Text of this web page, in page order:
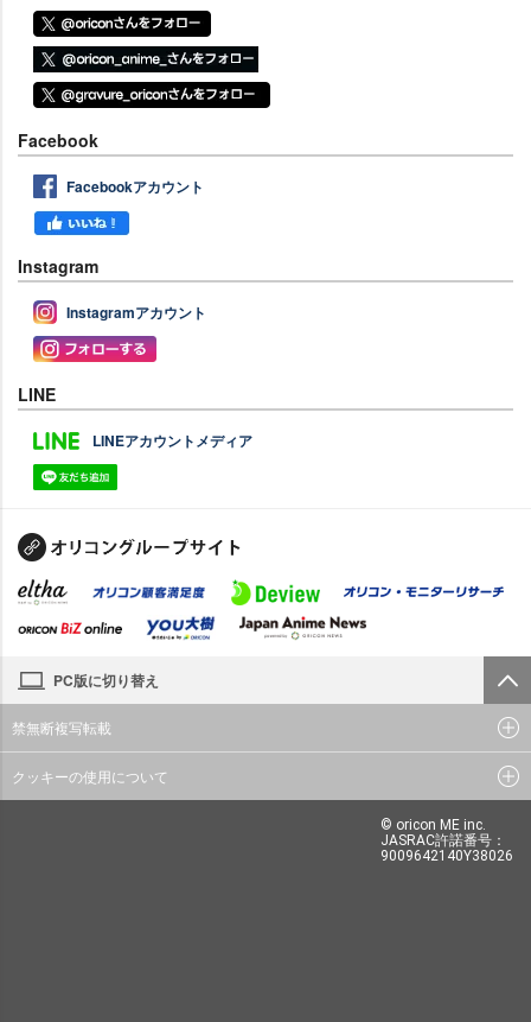
Facebook
Facebookアカウント
Instagram
Instagramアカウント
LINE
LINEアカウントメディア
PC版に切り替え
禁無断複写転載
クッキーの使用について
© oricon ME inc.
JASRAC許諾番号：
9009642140Y38026